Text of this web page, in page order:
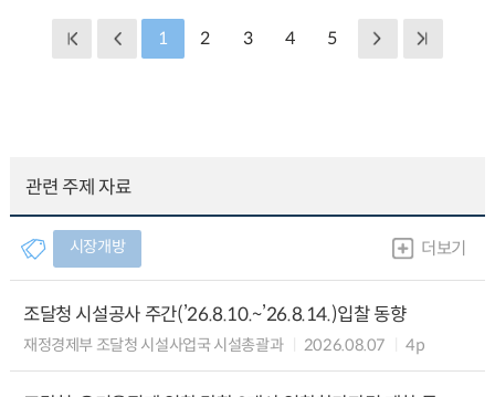
1 2 3 4 5
관련 주제 자료
시장개방 더보기
조달청 시설공사 주간(’26.8.10.~’26.8.14.)입찰 동향
재정경제부 조달청 시설사업국 시설총괄과 2026.08.07 4p